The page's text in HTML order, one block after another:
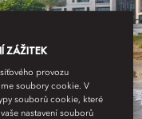
ZÁŽITEK
provozu
soubory cookie. V
souborů cookie, které
nastavení souborů